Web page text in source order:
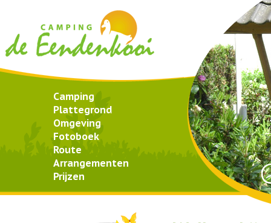
Camping
Plattegrond
Omgeving
Fotoboek
Route
Arrangementen
Prijzen